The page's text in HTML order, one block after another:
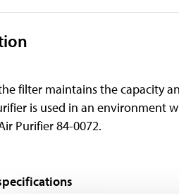
filter maintains the capacity
is used in an environment
Purifier 84-0072.